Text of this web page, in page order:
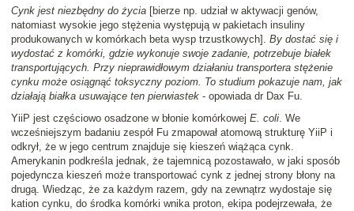
Cynk jest niezbędny do życia [bierze np. udział w aktywacji genów,
natomiast wysokie jego stężenia występują w pakietach insuliny
produkowanych w komórkach beta wysp trzustkowych]. By dostać się i
wydostać z komórki, gdzie wykonuje swoje zadanie, potrzebuje białek
transportujących. Przy nieprawidłowym działaniu transportera stężenie
cynku może osiągnąć toksyczny poziom. To studium pokazuje nam, jak
działają białka usuwające ten pierwiastek - opowiada dr Dax Fu.
YiiP jest częściowo osadzone w błonie komórkowej E. coli. We
wcześniejszym badaniu zespół Fu zmapował atomową strukturę YiiP i
odkrył, że w jego centrum znajduje się kieszeń wiążąca cynk.
Amerykanin podkreśla jednak, że tajemnicą pozostawało, w jaki sposób
pojedyncza kieszeń może transportować cynk z jednej strony błony na
drugą. Wiedząc, że za każdym razem, gdy na zewnątrz wydostaje się
kation cynku, do środka komórki wnika proton, ekipa podejrzewała, że